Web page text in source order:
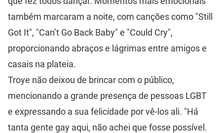
também marcaram a noite, com canções como "Still
Got It", "Can’t Go Back Baby" e "Could Cry",
proporcionando abraços e lágrimas entre amigos e
casais na plateia.
Troye não deixou de brincar com o público,
mencionando a grande presença de pessoas LGBT
e expressando a sua felicidade por vê-los ali. "Há
tanta gente gay aqui, não achei que fosse possível.